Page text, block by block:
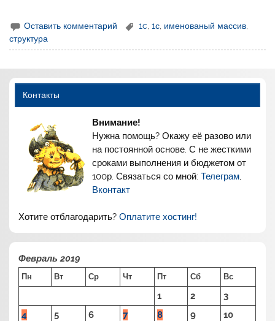
Оставить комментарий 1c ,1с именованый массив
структура
Контакты
Внимание!
Нужна помощь? Окажу её разово или
на постоянной основе. С не жесткими
сроками выполнения и бюджетом от
100р. Связаться со мной:Телеграм,
Вконтакт
Хотите отблагодарить?Оплатите хостинг!
Февраль 2019
Пн Вт Ср Чт Пт Сб Вс
1 2
3
4
5 6 7 8 9
10